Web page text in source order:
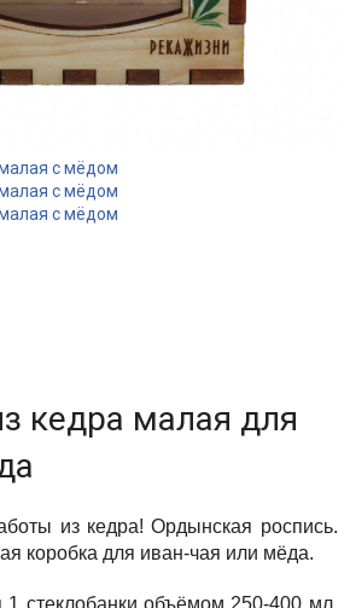
кедра малая для
из кедра! Ордынская роспись.
коробка для иван-чая или мёда.
1 стеклобанки объёмом 250-400 мл.